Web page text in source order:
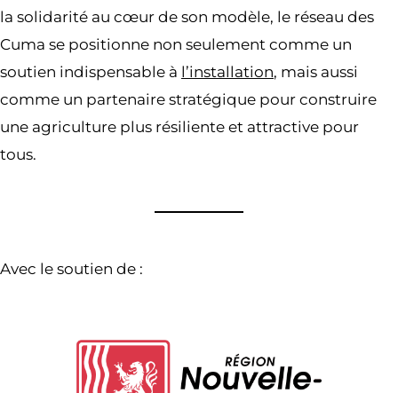
la solidarité au cœur de son modèle, le réseau des
Cuma se positionne non seulement comme un
soutien indispensable à l’installation, mais aussi
comme un partenaire stratégique pour construire
une agriculture plus résiliente et attractive pour
tous.
Avec le soutien de :